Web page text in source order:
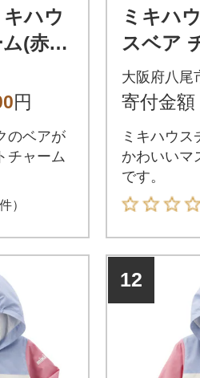
ハウ
(赤)
円
のベアが
チャーム
）
ミキハ
スベア
ジュ
大阪府八尾
寄付金額
ミキハウス
かわいいマ
です。
12